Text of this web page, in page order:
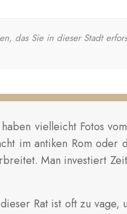
das Sie in dieser Stadt
vielleicht Fotos
im antiken Rom oder
Man investiert
Rat ist oft zu vage,